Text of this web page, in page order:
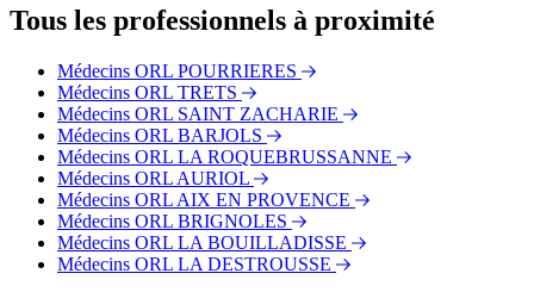
arrêts suivants :
Bus - Ollières - Fontaine du Saule
Bus - Fabron
Tous les professionnels à proximité
Médecins ORL POURRIERES
Médecins ORL TRETS
Médecins ORL SAINT ZACHARIE
Médecins ORL BARJOLS
Médecins ORL LA ROQUEBRUSSANNE
Médecins ORL AURIOL
Médecins ORL AIX EN PROVENCE
Médecins ORL BRIGNOLES
Médecins ORL LA BOUILLADISSE
Médecins ORL LA DESTROUSSE